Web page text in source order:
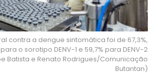
contra a dengue sintomática foi de 67,3%,
o sorotipo DENV-1 e 59,7% para DENV-2
Batista e Renato Rodrigues/Comunicação
Butantan)